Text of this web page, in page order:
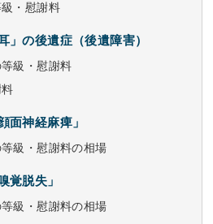
級・慰謝料
」の後遺症（後遺障害）
等級・慰謝料
面神経麻痺」
級・慰謝料の相場
覚脱失」
級・慰謝料の相場